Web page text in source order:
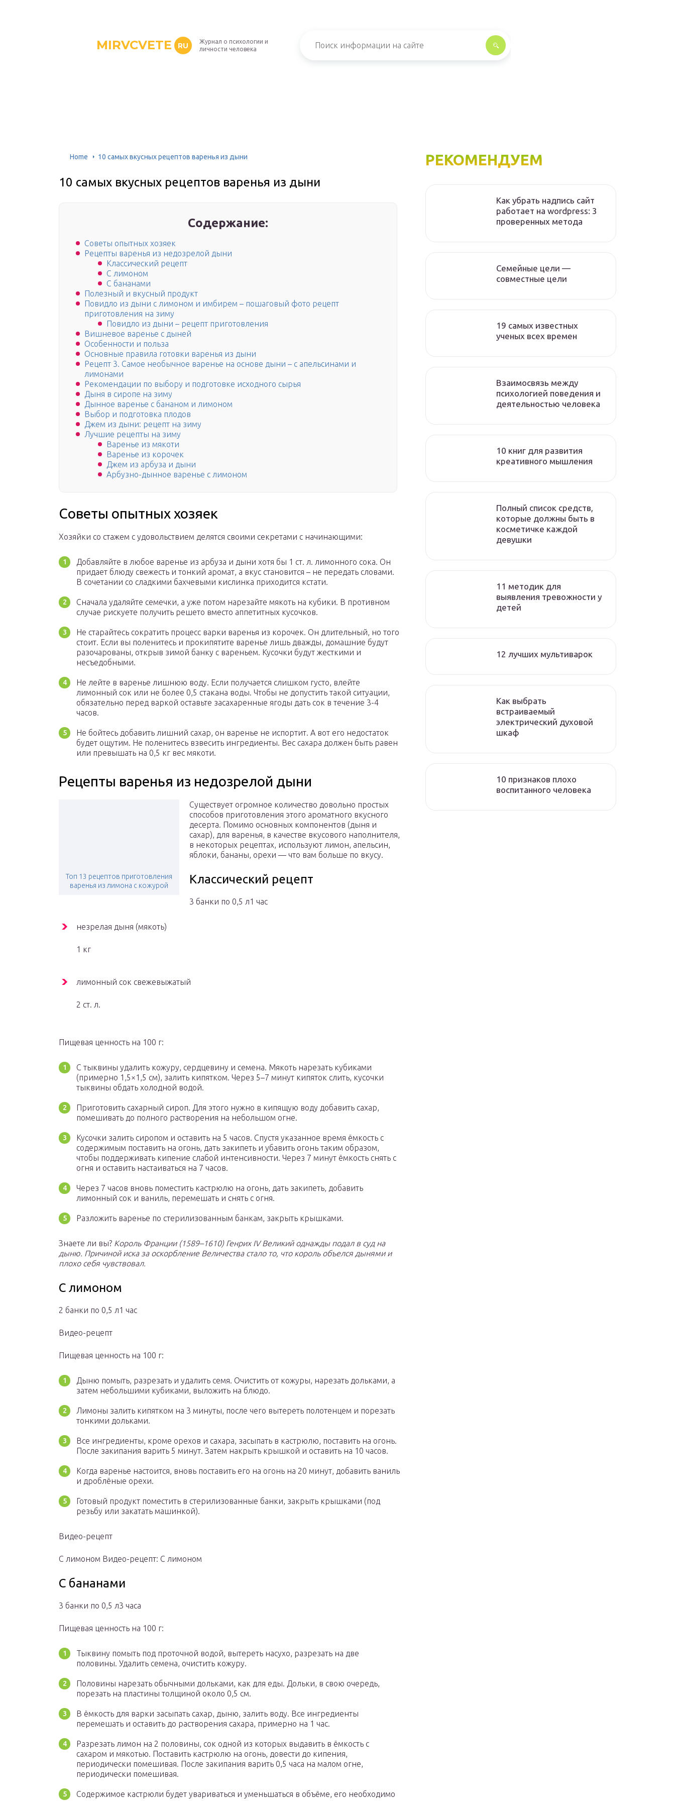
MIRVCVETE RU
Журнал о психологии и
личности человека
Home 10 самых вкусных рецептов варенья из дыни
10 самых вкусных рецептов варенья из дыни
Содержание:
Советы опытных хозяек
Рецепты варенья из недозрелой дыни
Классический рецепт
С лимоном
С бананами
Полезный и вкусный продукт
Повидло из дыни с лимоном и имбирем – пошаговый фото рецепт
приготовления на зиму
Повидло из дыни – рецепт приготовления
Вишневое варенье с дыней
Особенности и польза
Основные правила готовки варенья из дыни
Рецепт 3. Самое необычное варенье на основе дыни – с апельсинами и
лимонами
Рекомендации по выбору и подготовке исходного сырья
Дыня в сиропе на зиму
Дынное варенье с бананом и лимоном
Выбор и подготовка плодов
Джем из дыни: рецепт на зиму
Лучшие рецепты на зиму
Варенье из мякоти
Варенье из корочек
Джем из арбуза и дыни
Арбузно-дынное варенье с лимоном
Советы опытных хозяек
Хозяйки со стажем с удовольствием делятся своими секретами с начинающими:
Добавляйте в любое варенье из арбуза и дыни хотя бы 1 ст. л. лимонного сока. Он
придает блюду свежесть и тонкий аромат, а вкус становится – не передать словами.
В сочетании со сладкими бахчевыми кислинка приходится кстати.
Сначала удаляйте семечки, а уже потом нарезайте мякоть на кубики. В противном
случае рискуете получить решето вместо аппетитных кусочков.
Не старайтесь сократить процесс варки варенья из корочек. Он длительный, но того
стоит. Если вы поленитесь и прокипятите варенье лишь дважды, домашние будут
разочарованы, открыв зимой банку с вареньем. Кусочки будут жесткими и
несъедобными.
Не лейте в варенье лишнюю воду. Если получается слишком густо, влейте
лимонный сок или не более 0,5 стакана воды. Чтобы не допустить такой ситуации,
обязательно перед варкой оставьте засахаренные ягоды дать сок в течение 3-4
часов.
Не бойтесь добавить лишний сахар, он варенье не испортит. А вот его недостаток
будет ощутим. Не поленитесь взвесить ингредиенты. Вес сахара должен быть равен
или превышать на 0,5 кг вес мякоти.
Рецепты варенья из недозрелой дыни
Топ 13 рецептов приготовления
варенья из лимона с кожурой
Существует огромное количество довольно простых
способов приготовления этого ароматного вкусного
десерта. Помимо основных компонентов (дыня и
сахар), для варенья, в качестве вкусового наполнителя,
в некоторых рецептах, используют лимон, апельсин,
яблоки, бананы, орехи — что вам больше по вкусу.
Классический рецепт
3 банки по 0,5 л1 час
незрелая дыня (мякоть)
1 кг
лимонный сок свежевыжатый
2 ст. л.
Пищевая ценность на 100 г:
С тыквины удалить кожуру, сердцевину и семена. Мякоть нарезать кубиками
(примерно 1,5×1,5 см), залить кипятком. Через 5–7 минут кипяток слить, кусочки
тыквины обдать холодной водой.
Приготовить сахарный сироп. Для этого нужно в кипящую воду добавить сахар,
помешивать до полного растворения на небольшом огне.
Кусочки залить сиропом и оставить на 5 часов. Спустя указанное время ёмкость с
содержимым поставить на огонь, дать закипеть и убавить огонь таким образом,
чтобы поддерживать кипение слабой интенсивности. Через 7 минут ёмкость снять с
огня и оставить настаиваться на 7 часов.
Через 7 часов вновь поместить кастрюлю на огонь, дать закипеть, добавить
лимонный сок и ваниль, перемешать и снять с огня.
Разложить варенье по стерилизованным банкам, закрыть крышками.
Знаете ли вы? Король Франции (1589–1610) Генрих IV Великийоднажды подал в суд на
дыню. Причиной иска за оскорбление Величества стало то, что король объелся дынями и
плохо себя чувствовал.
С лимоном
2 банки по 0,5 л1 час
Видео-рецепт
Пищевая ценность на 100 г:
Дыню помыть, разрезать и удалить семя. Очистить от кожуры, нарезать дольками, а
затем небольшими кубиками, выложить на блюдо.
Лимоны залить кипятком на 3 минуты, после чего вытереть полотенцем и порезать
тонкими дольками.
Все ингредиенты, кроме орехов и сахара, засыпать в кастрюлю, поставить на огонь.
После закипания варить 5 минут. Затем накрыть крышкой и оставить на 10 часов.
Когда варенье настоится, вновь поставить его на огонь на 20 минут, добавить ваниль
и дроблёные орехи.
Готовый продукт поместить в стерилизованные банки, закрыть крышками (под
резьбу или закатать машинкой).
Видео-рецепт
С лимоном Видео-рецепт: С лимоном
С бананами
3 банки по 0,5 л3 часа
Пищевая ценность на 100 г:
Тыквину помыть под проточной водой, вытереть насухо, разрезать на две
половины. Удалить семена, очистить кожуру.
Половины нарезать обычными дольками, как для еды. Дольки, в свою очередь,
порезать на пластины толщиной около 0,5 см.
В ёмкость для варки засыпать сахар, дыню, залить воду. Все ингредиенты
перемешать и оставить до растворения сахара, примерно на 1 час.
Разрезать лимон на 2 половины, сок одной из которых выдавить в ёмкость с
сахаром и мякотью. Поставить кастрюлю на огонь, довести до кипения,
периодически помешивая. После закипания варить 0,5 часа на малом огне,
периодически помешивая.
Содержимое кастрюли будет увариваться и уменьшаться в объёме, его необходимо
РЕКОМЕНДУЕМ
Как убрать надпись сайт
работает на wordpress: 3
проверенных метода
Семейные цели —
совместные цели
19 самых известных
ученых всех времен
Взаимосвязь между
психологией поведения и
деятельностью человека
10 книг для развития
креативного мышления
Полный список средств,
которые должны быть в
косметичке каждой
девушки
11 методик для
выявления тревожности у
детей
12 лучших мультиварок
Как выбрать
встраиваемый
электрический духовой
шкаф
10 признаков плохо
воспитанного человека